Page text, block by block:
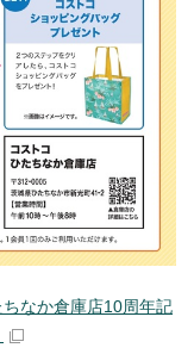
なか倉庫店10周年記